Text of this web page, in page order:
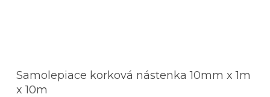
Samolepiace korková nástenka 10mm x 1m
x 10m